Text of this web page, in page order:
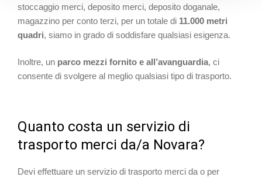
stoccaggio merci, deposito merci, deposito doganale,
magazzino per conto terzi, per un totale di 11.000 metri
quadri, siamo in grado di soddisfare qualsiasi esigenza.
Inoltre, un parco mezzi fornito e all’avanguardia, ci
consente di svolgere al meglio qualsiasi tipo di trasporto.
Quanto costa un servizio di
trasporto merci da/a Novara?
Devi effettuare un servizio di trasporto merci da o per